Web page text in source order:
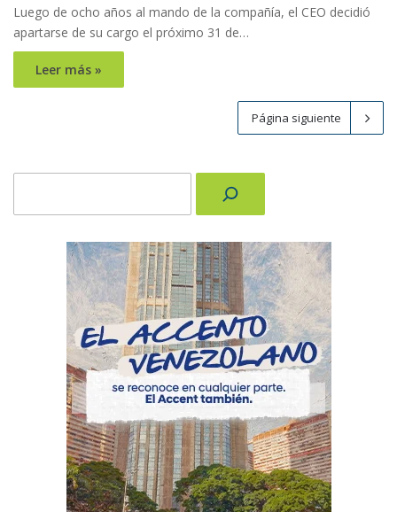
Luego de ocho años al mando de la compañía, el CEO decidió
apartarse de su cargo el próximo 31 de…
Leer más »
Página siguiente